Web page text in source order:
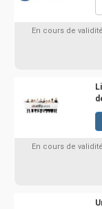
En cours de validité
En cours de validité